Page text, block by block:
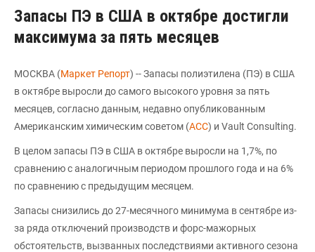
Запасы ПЭ в США в октябре достигли
максимума за пять месяцев
МОСКВА (Маркет Репорт) -- Запасы полиэтилена (ПЭ) в США
в октябре выросли до самого высокого уровня за пять
месяцев, согласно данным, недавно опубликованным
Американским химическим советом (ACC) и Vault Consulting.
В целом запасы ПЭ в США в октябре выросли на 1,7%, по
сравнению с аналогичным периодом прошлого года и на 6%
по сравнению с предыдущим месяцем.
Запасы снизились до 27-месячного минимума в сентябре из-
за ряда отключений производств и форс-мажорных
обстоятельств, вызванных последствиями активного сезона